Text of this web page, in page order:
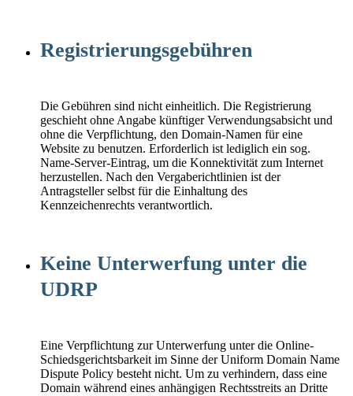
Registrierungsgebühren
Die Gebühren sind nicht einheitlich. Die Registrierung
geschieht ohne Angabe künftiger Verwendungsabsicht und
ohne die Verpflichtung, den Domain-Namen für eine
Website zu benutzen. Erforderlich ist lediglich ein sog.
Name-Server-Eintrag, um die Konnektivität zum Internet
herzustellen. Nach den Vergaberichtlinien ist der
Antragsteller selbst für die Einhaltung des
Kennzeichenrechts verantwortlich.
Keine Unterwerfung unter die
UDRP
Eine Verpflichtung zur Unterwerfung unter die Online-
Schiedsgerichtsbarkeit im Sinne der Uniform Domain Name
Dispute Policy besteht nicht. Um zu verhindern, dass eine
Domain während eines anhängigen Rechtsstreits an Dritte